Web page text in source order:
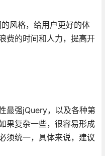
风格，给用户更好的体
费的时间和人力，提高开
最强jQuery，以及各种第
果复杂一些，很容易形成
须统一，具体来说，建议